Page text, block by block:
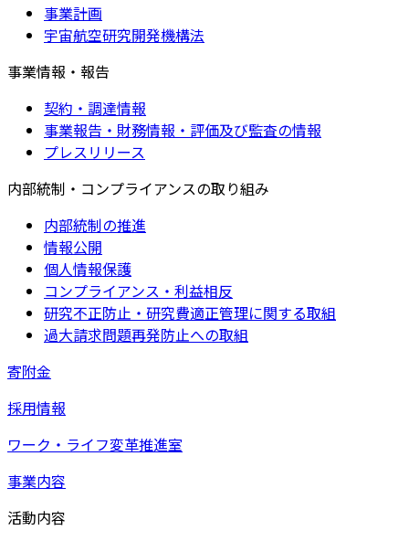
事業計画
宇宙航空研究開発機構法
事業情報・報告
契約・調達情報
事業報告・財務情報・評価及び監査の情報
プレスリリース
内部統制・コンプライアンスの取り組み
内部統制の推進
情報公開
個人情報保護
コンプライアンス・利益相反
研究不正防止・研究費適正管理に関する取組
過大請求問題再発防止への取組
寄附金
採用情報
ワーク・ライフ変革推進室
事業内容
活動内容